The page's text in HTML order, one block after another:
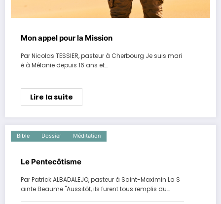
Mon appel pour la Mission
Par Nicolas TESSIER, pasteur à Cherbourg Je suis mari
é à Mélanie depuis 16 ans et…
Lire la suite
Bible Dossier Méditation
Le Pentecôtisme
Par Patrick ALBADALEJO, pasteur à Saint-Maximin La S
ainte Beaume "Aussitôt, ils furent tous remplis du…